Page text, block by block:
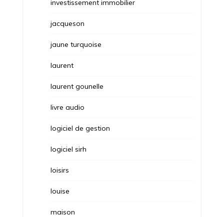
investissement immobilier
jacqueson
jaune turquoise
laurent
laurent gounelle
livre audio
logiciel de gestion
logiciel sirh
loisirs
louise
maison